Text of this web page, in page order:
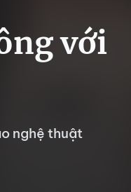
với
nghệ thuật